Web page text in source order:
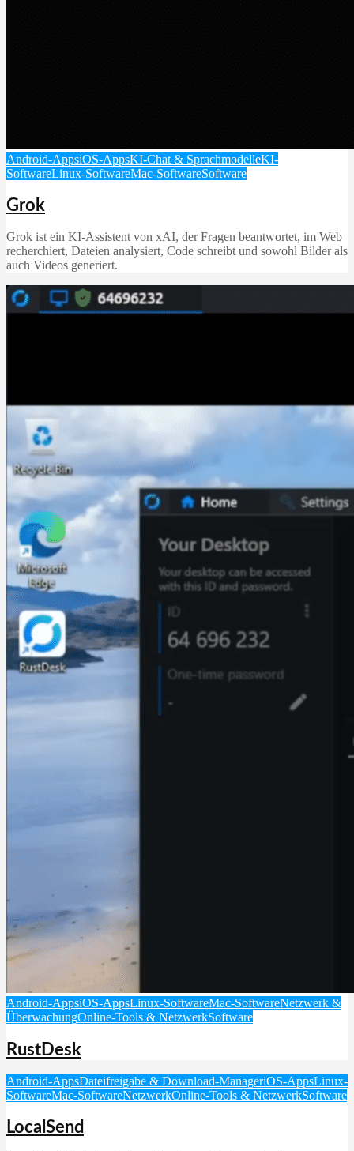
Android-AppsiOS-AppsKI-Chat & SprachmodelleKI-
SoftwareLinux-SoftwareMac-SoftwareSoftware
Grok
Grok ist ein KI‑Assistent von xAI, der Fragen beantwortet, im Web
recherchiert, Dateien analysiert, Code schreibt und sowohl Bilder als
auch Videos generiert.
Android-AppsiOS-AppsLinux-SoftwareMac-SoftwareNetzwerk &
ÜberwachungOnline-Tools & NetzwerkSoftware
RustDesk
Android-AppsDateifreigabe & Download-ManageriOS-AppsLinux-
SoftwareMac-SoftwareNetzwerkOnline-Tools & NetzwerkSoftware
LocalSend